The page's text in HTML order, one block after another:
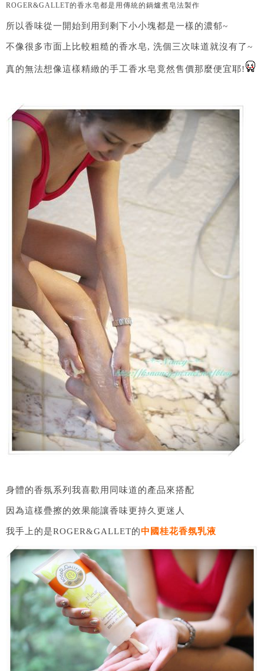
ROGER&GALLET的香水皂都是用傳統的鍋爐煮皂法製作
所以香味從一開始到用到剩下小小塊都是一樣的濃郁~
不像很多市面上比較粗糙的香水皂, 洗個三次味道就沒有了~
真的無法想像這樣精緻的手工香水皂竟然售價那麼便宜耶!
身體的香氛系列我喜歡用同味道的產品來搭配
因為這樣疊擦的效果能讓香味更持久更迷人
我手上的是ROGER&GALLET的中國桂花香氛乳液